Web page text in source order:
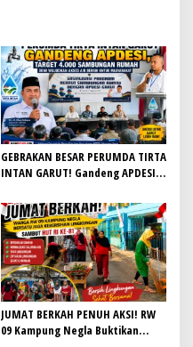
GEBRAKAN BESAR PERUMDA TIRTA
INTAN GARUT! Gandeng APDESI,
Demi Wujudkan Akses Air Bersih
untuk Masyarakat
JUMAT BERKAH PENUH AKSI! RW
09 Kampung Negla Buktikan